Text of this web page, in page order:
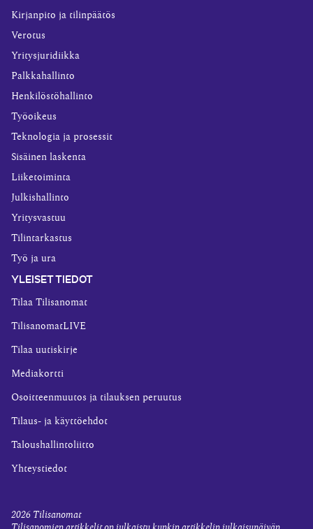
Kirjanpito ja tilinpäätös
Verotus
Yritysjuridiikka
Palkkahallinto
Henkilöstöhallinto
Työoikeus
Teknologia ja prosessit
Sisäinen laskenta
Liiketoiminta
Julkishallinto
Yritysvastuu
Tilintarkastus
Työ ja ura
YLEISET TIEDOT
Tilaa Tilisanomat
TilisanomatLIVE
Tilaa uutiskirje
Mediakortti
Osoitteenmuutos ja tilauksen peruutus
Tilaus- ja käyttöehdot
Taloushallintoliitto
Yhteystiedot
2026 Tilisanomat